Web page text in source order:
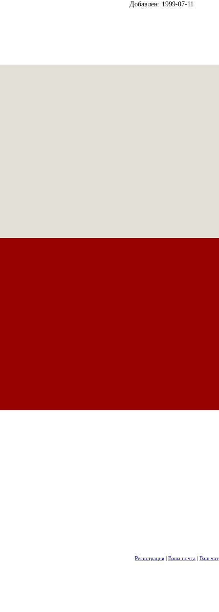
Добавлен: 1999-07-11
Регистрация | Ваша почта | Ваш чат